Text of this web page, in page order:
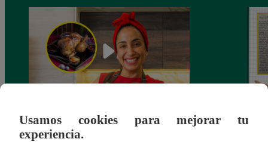
¿Por qué Nelly Rossinelli se volvió viral
antes de Navidad?
La
Usamos cookies para mejorar tu
experiencia.